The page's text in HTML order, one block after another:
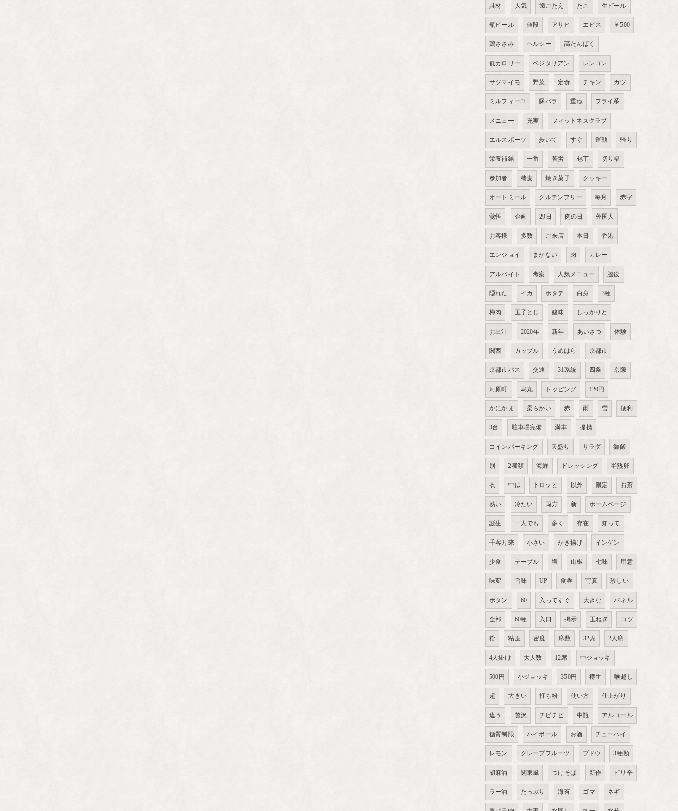
具材 人気 歯ごたえ たこ 生ビール
瓶ビール 値段 アサヒ エビス ￥500
鶏ささみ ヘルシー 高たんぱく
低カロリー ベジタリアン レンコン
サツマイモ 野菜 定食 チキン カツ
ミルフィーユ 豚バラ 重ね フライ系
メニュー 充実 フィットネスクラブ
エルスポーツ 歩いて すぐ 運動 帰り
栄養補給 一番 苦労 包丁 切り幅
参加者 蕎麦 焼き菓子 クッキー
オートミール グルテンフリー 毎月 赤字
覚悟 企画 29日 肉の日 外国人
お客様 多数 ご来店 本日 香港
エンジョイ まかない 肉 カレー
アルバイト 考案 人気メニュー 脇役
隠れた イカ ホタテ 白身 3種
梅肉 玉子とじ 酸味 しっかりと
お出汁 2020年 新年 あいさつ 体験
関西 カップル うめはら 京都市
京都市バス 交通 31系統 四条 京阪
河原町 烏丸 トッピング 120円
かにかま 柔らかい 赤 雨 雪 便利
3台 駐車場完備 満車 提携
コインパーキング 天盛り サラダ 御飯
別 2種類 海鮮 ドレッシング 半熟卵
衣 中は トロッと 以外 限定 お茶
熱い 冷たい 両方 新 ホームページ
誕生 一人でも 多く 存在 知って
千客万来 小さい かき揚げ インゲン
少食 テーブル 塩 山椒 七味 用意
味変 旨味 UP 食券 写真 珍しい
ボタン 60 入ってすぐ 大きな パネル
全部 60種 入口 掲示 玉ねぎ コツ
粉 粘度 密度 席数 32席 2人席
4人掛け 大人数 12席 中ジョッキ
500円 小ジョッキ 350円 樽生 喉越し
超 大きい 打ち粉 使い方 仕上がり
違う 贅沢 チビチビ 中瓶 アルコール
糖質制限 ハイボール お酒 チューハイ
レモン グレープフルーツ ブドウ 3種類
胡麻油 関東風 つけそば 新作 ピリ辛
ラー油 たっぷり 海苔 ゴマ ネギ